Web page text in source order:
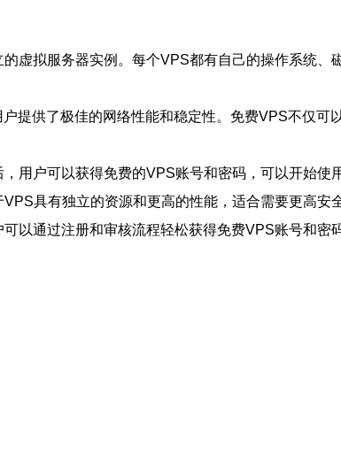
虚拟服务器实例。每个VPS都有自己的操作系统
提供了极佳的网络性能和稳定性。免费VPS不仅可
用户可以获得免费的VPS账号和密码，可以开始使
具有独立的资源和更高的性能，适合需要更高安
以通过注册和审核流程轻松获得免费VPS账号和密